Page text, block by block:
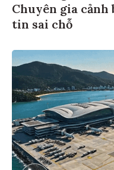
Chuyên gia cảnh
tin sai chỗ